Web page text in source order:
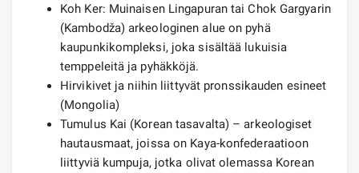
Koh Ker: Muinaisen Lingapuran tai Chok Gargyarin
(Kambodža) arkeologinen alue on pyhä
kaupunkikompleksi, joka sisältää lukuisia
temppeleitä ja pyhäkköjä.
Hirvikivet ja niihin liittyvät pronssikauden esineet
(Mongolia)
Tumulus Kai (Korean tasavalta) – arkeologiset
hautausmaat, joissa on Kaya-konfederaatioon
liittyviä kumpuja, jotka olivat olemassa Korean